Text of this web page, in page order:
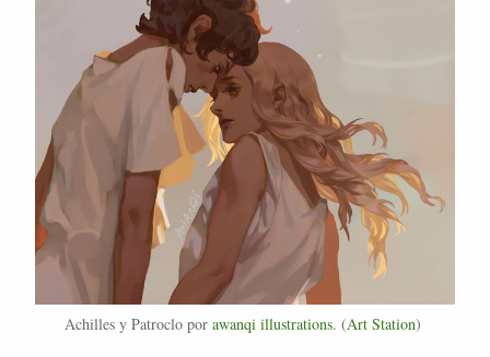
Achilles y Patroclo por awanqi illustrations. (Art Station)